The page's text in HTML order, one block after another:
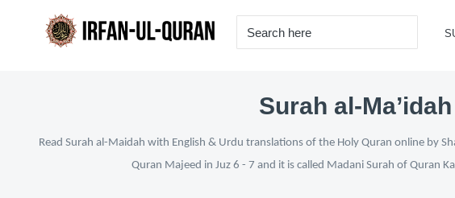
Surah al-
Read Surah al-Maidah with English & Urdu translations of the Holy Quran online by
Quran Majeed in Juz 6 - 7 and it is called Madani Surah of Quran